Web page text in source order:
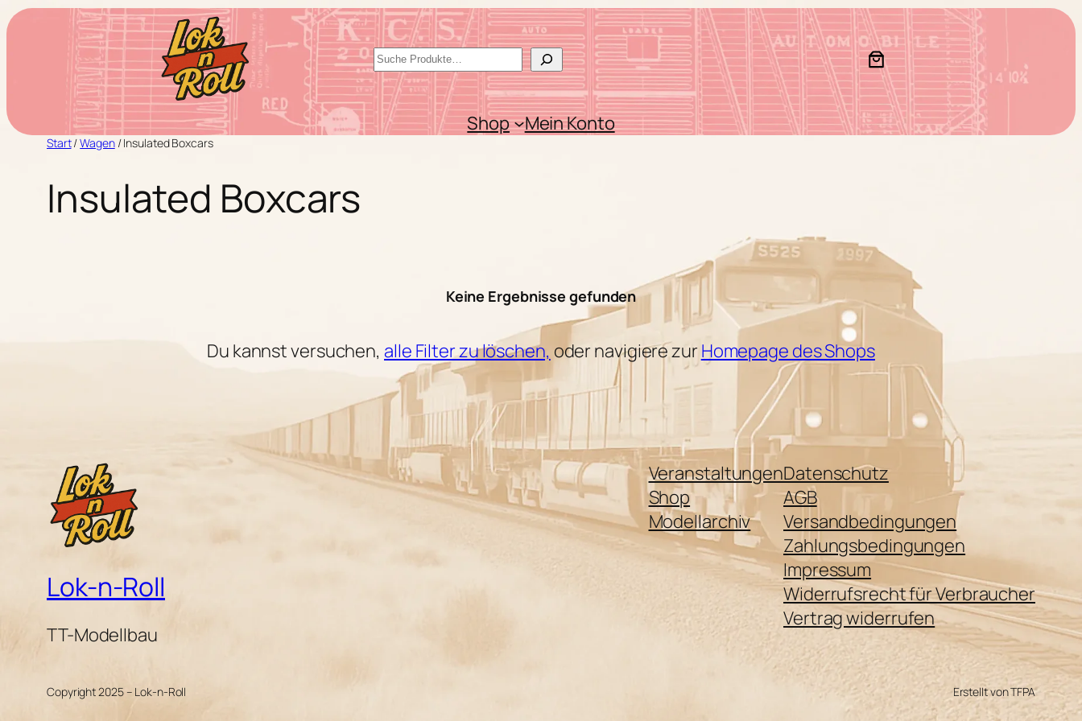
Zum
springen
S
u
c
h
Shop Mein Konto
Start/Wagen/ Insulated Boxcars
Insulated Boxcars
Keine Ergebnisse gefunden
Du kannst versuchen, alle Filter zu löschen, oder navigiere zurHomepage des Shops
Lok-n-Roll
TT-Modellbau
Veranstaltungen
Shop
Modellarchiv
Datenschutz
AGB
Versandbedingungen
Zahlungsbedingungen
Impressum
Widerrufsrecht für Verbraucher
Vertrag widerrufen
Copyright 2025 – Lok-n-Roll Erstellt von TFPA